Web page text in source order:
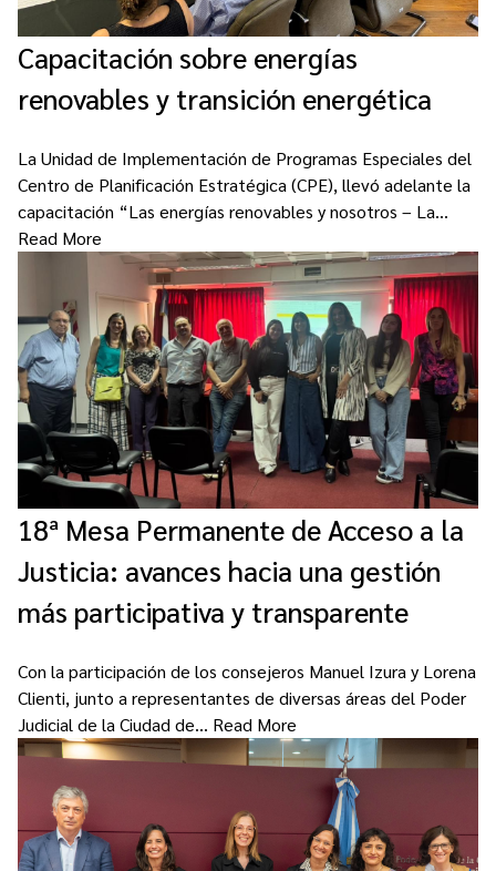
Capacitación sobre energías
renovables y transición energética
La Unidad de Implementación de Programas Especiales del
Centro de Planificación Estratégica (CPE), llevó adelante la
capacitación “Las energías renovables y nosotros – La…
Read More
18ª Mesa Permanente de Acceso a la
Justicia: avances hacia una gestión
más participativa y transparente
Con la participación de los consejeros Manuel Izura y Lorena
Clienti, junto a representantes de diversas áreas del Poder
Judicial de la Ciudad de… Read More